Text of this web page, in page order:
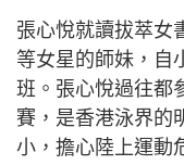
張心悅就讀拔萃女
等女星的師妹，自
班。張心悅過往都
賽，是香港泳界的
小，擔心陸上運動